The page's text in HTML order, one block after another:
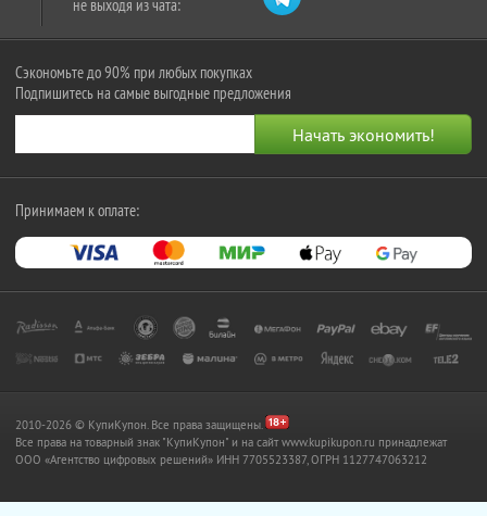
не выходя из чата:
Сэкономьте до 90% при любых покупках
Подпишитесь на самые выгодные предложения
Принимаем к оплате:
2010-2026 © КупиКупон. Все права защищены.
Все права на товарный знак "КупиКупон" и на сайт www.kupikupon.ru принадлежат
OOO «Агентство цифровых решений» ИНН 7705523387, ОГРН 1127747063212